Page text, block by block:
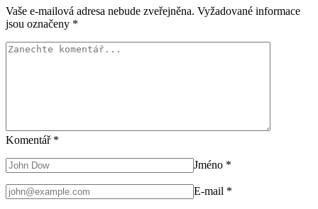
Vaše e-mailová adresa nebude zveřejněna. Vyžadované informace
jsou označeny *
Komentář *
Jméno *
E-mail *